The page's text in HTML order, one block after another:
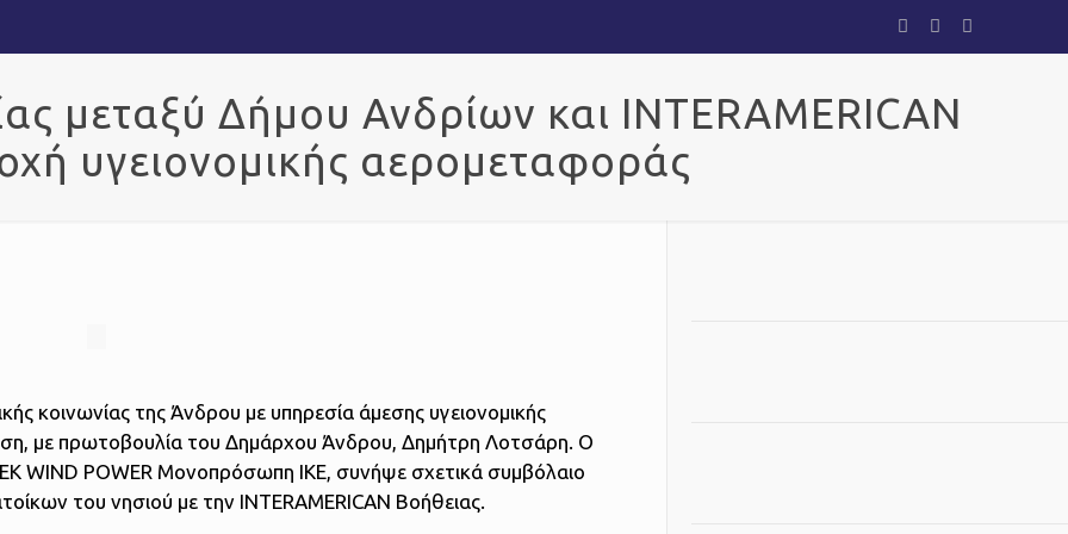
μεταξύ Δήμου Ανδρίων και INTERAMERICAN
υγειονομικής αερομεταφοράς
κοινωνίας της Άνδρου με υπηρεσία άμεσης υγειονομικής
με πρωτοβουλία του Δημάρχου Άνδρου, Δημήτρη Λοτσάρη. Ο
WIND POWER Μονοπρόσωπη ΙΚΕ, συνήψε σχετικά συμβόλαιο
του νησιού με την INTERAMERICAN Βοήθειας.